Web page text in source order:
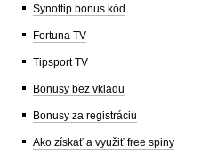
Synottip bonus kód
Fortuna TV
Tipsport TV
Bonusy bez vkladu
Bonusy za registráciu
Ako získať a využiť free spiny